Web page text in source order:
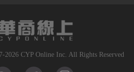
CYP Online Inc. All Rights Reserved